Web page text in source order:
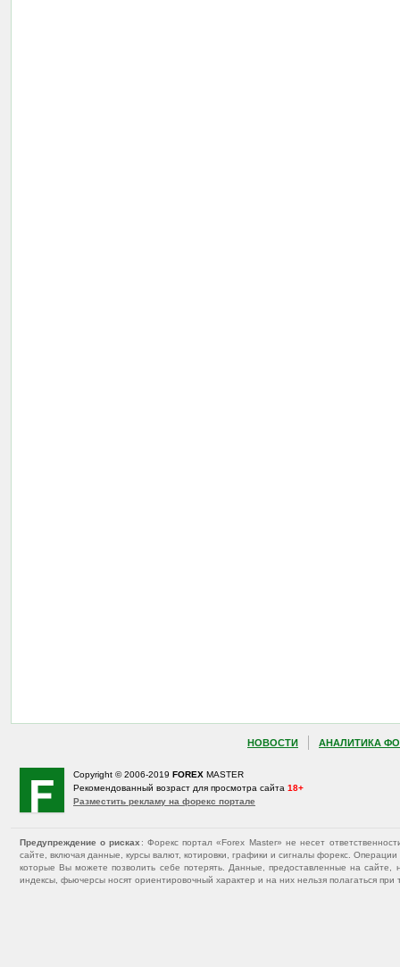
НОВОСТИ АНАЛИТИКА
Copyright © 2006-2019 FOREX MASTER
Рекомендованный возраст для просмотра сайта 18+
Разместить рекламу на форекс портале
Предупреждение о рисках : Форекс портал «Forex Master» не несет
сайте, включая данные, курсы валют, котировки, графики и сигналы форекс.
которые Вы можете позволить себе потерять. Данные, предоставленные на
индексы, фьючерсы носят ориентировочный характер и на них нельзя полагаться при